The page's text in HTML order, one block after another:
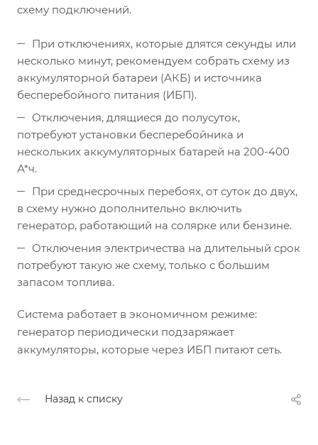
схему подключений.
При отключениях, которые длятся секунды или
несколько минут, рекомендуем собрать схему из
аккумуляторной батареи (АКБ) и источника
бесперебойного питания (ИБП).
Отключения, длящиеся до полусуток,
потребуют установки бесперебойника и
нескольких аккумуляторных батарей на 200-400
А*ч.
При среднесрочных перебоях, от суток до двух,
в схему нужно дополнительно включить
генератор, работающий на солярке или бензине.
Отключения электричества на длительный срок
потребуют такую же схему, только с большим
запасом топлива.
Система работает в экономичном режиме:
генератор периодически подзаряжает
аккумуляторы, которые через ИБП питают сеть.
Назад к списку